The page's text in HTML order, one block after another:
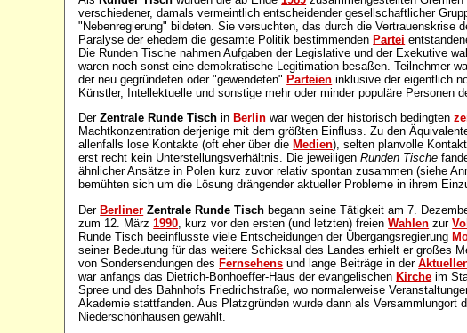
verschiedener, damals vermeintlich entscheidender gesellschaftlicher
"Nebenregierung" bildeten. Sie versuchten, das durch die Vertrauenskrise
Paralyse der ehedem die gesamte Politik bestimmenden Partei
Die Runden Tische nahmen Aufgaben der Legislative und der Exekutive
waren noch sonst eine demokratische Legitimation besaßen. Teilnehmer
der neu gegründeten oder "gewendeten" Parteien inklusive der eigentlich
Künstler, Intellektuelle und sonstige mehr oder minder populäre Personen
DerZentrale Runde Tisch in Berlin war wegen der historisch bedingten
Machtkonzentration derjenige mit dem größten Einfluss. Zu den
allenfalls lose Kontakte (oft eher über die Medien), selten planvolle
erst recht kein Unterstellungsverhältnis. Die jeweiligenRunden Tische
ähnlicher Ansätze in Polen kurz zuvor relativ spontan zusammen (siehe
bemühten sich um die Lösung drängender aktueller Probleme in ihrem
DerBerliner Zentrale Runde Tisch begann seine Tätigkeit am 7.
zum 12. März1990 , kurz vor den ersten (und letzten) freienWahlen zur
Runde Tisch beeinflusste viele Entscheidungen der Übergangsregierung
seiner Bedeutung für das weitere Schicksal des Landes erhielt er großes
von Sondersendungen desFernsehens und lange Beiträge in der
war anfangs das Dietrich-Bonhoeffer-Haus der evangelischenKirche im
Spree und des Bahnhofs Friedrichstraße, wo normalerweise
Akademie stattfanden. Aus Platzgründen wurde dann als Versammlungort
Niederschönhausen gewählt.